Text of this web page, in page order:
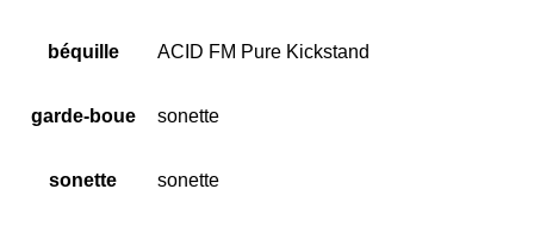
béquille ACID FM Pure Kickstand
garde-boue sonette
sonette sonette